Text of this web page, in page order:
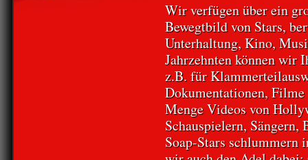
Wir verfügen über ein
Bewegtbild von Stars,
Unterhaltung, Kino,
Jahrzehnten können wir
z.B. für
Dokumentationen, Filme
Menge Videos von
Schauspielern,
Soap-Stars schlummern